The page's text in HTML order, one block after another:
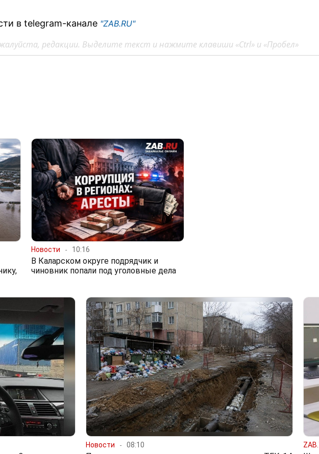
в telegram-канале "ZAB.RU"
редакции. Выделите текст и нажмите клавиши «Ctrl» и «Пробел»
Новости 10:16
В Каларском округе подрядчик и
чиновник попали под уголовные дела
Новости 08:10